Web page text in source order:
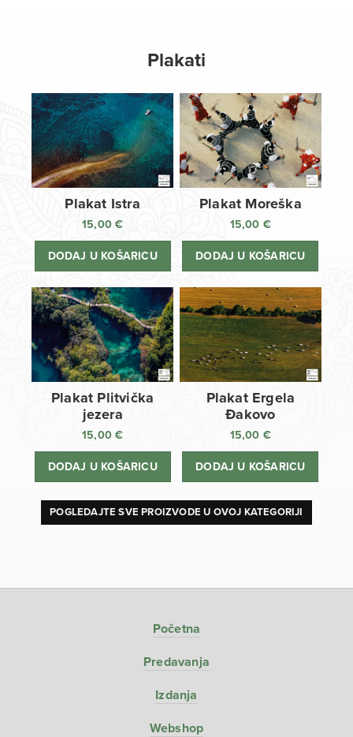
Plakati
Plakat Istra
15,00€
DODAJ U KOŠARICU
Plakat Moreška
15,00 €
DODAJ U KOŠARICU
Plakat Plitvička
jezera
15,00€
DODAJ U KOŠARICU
Plakat Ergela
Đakovo
15,00 €
DODAJ U KOŠARICU
POGLEDAJTE SVE PROIZVODE U OVOJ KATEGORIJI
Početna
Predavanja
Izdanja
Webshop